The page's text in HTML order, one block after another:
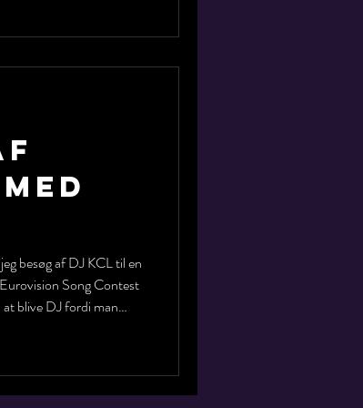
og hvordan han
besøg af DJ KCL til en
Song Contest
blive DJ fordi man